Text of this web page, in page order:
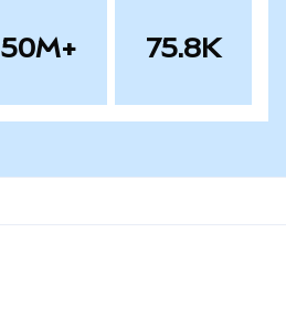
50M+ 75.8K